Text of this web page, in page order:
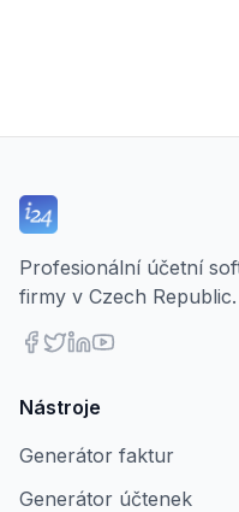
Profesionální účetní
firmy v Czech Republic.
Nástroje
Generátor faktur
Generátor účtenek